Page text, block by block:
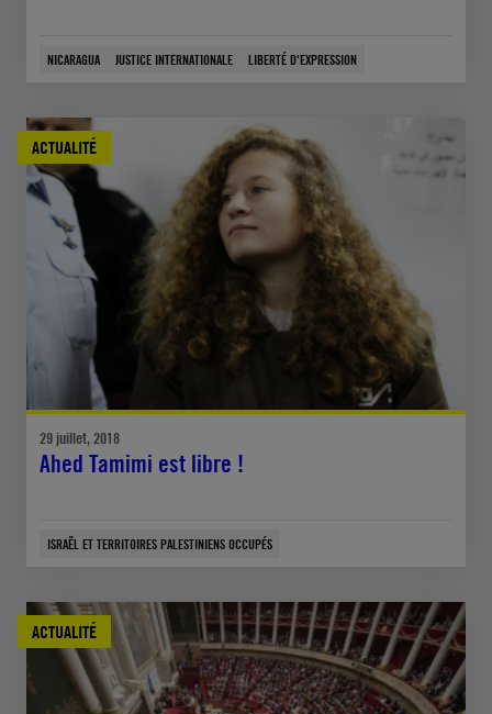
NICARAGUA JUSTICE INTERNATIONALE LIBERTÉ D'EXPRESSION
ACTUALITÉ
29 juillet, 2018
Ahed Tamimi est libre !
ISRAËL ET TERRITOIRES PALESTINIENS OCCUPÉS
ACTUALITÉ